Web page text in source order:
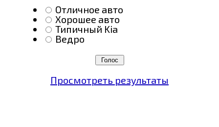
Отличное авто
Хорошее авто
Типичный Kia
Ведро
Просмотреть результаты